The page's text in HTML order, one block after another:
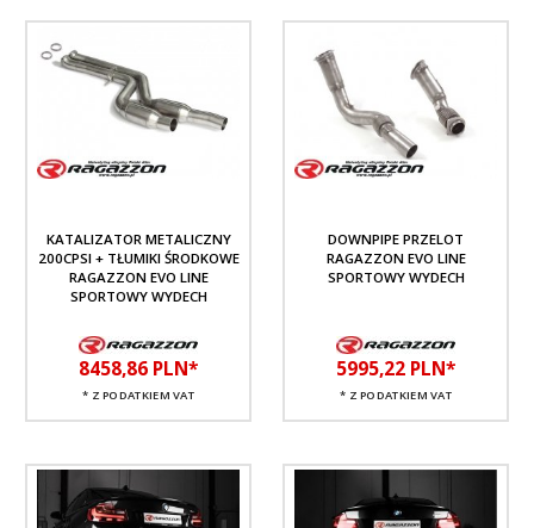
KATALIZATOR METALICZNY
200CPSI + TŁUMIKI ŚRODKOWE
RAGAZZON EVO LINE
SPORTOWY WYDECH
8458,86 PLN*
* Z PODATKIEM VAT
DOWNPIPE PRZELOT
RAGAZZON EVO LINE
SPORTOWY WYDECH
5995,22 PLN*
* Z PODATKIEM VAT